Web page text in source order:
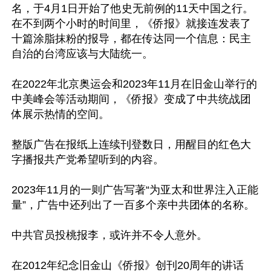
名，于4月1日开始了他史无前例的11天中国之行。
在不到两个小时的时间里，《侨报》就接连发表了
十篇涂脂抹粉的报导，都在传达同一个信息：民主
自治的台湾应该与大陆统一。
在2022年北京奥运会和2023年11月在旧金山举行的
中美峰会等活动期间，《侨报》变成了中共统战团
体展示热情的空间。
整版广告在报纸上连续刊登数日，用醒目的红色大
字播报共产党希望听到的内容。
2023年11月的一则广告写著“为亚太和世界注入正能
量”，广告中还列出了一百多个亲中共团体的名称。
中共官员投桃报李，或许并不令人意外。
在2012年纪念旧金山《侨报》创刊20周年的讲话